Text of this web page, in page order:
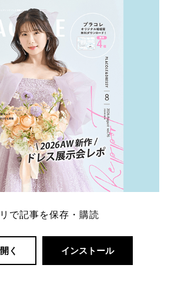
で記事を保存・購読
く インストール